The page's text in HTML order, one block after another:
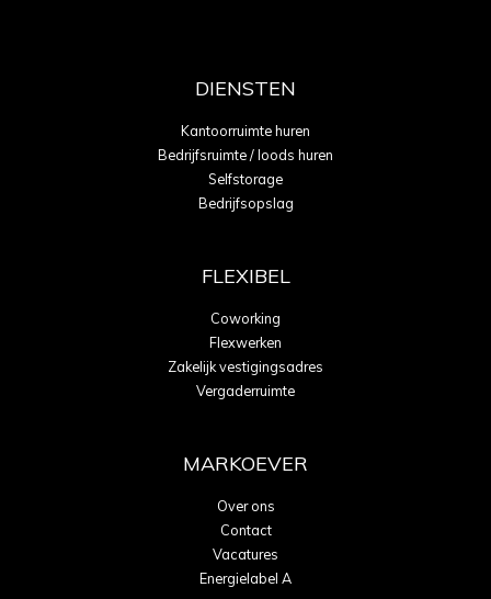
DIENSTEN
Kantoorruimte huren
Bedrijfsruimte / loods huren
Selfstorage
Bedrijfsopslag
FLEXIBEL
Coworking
Flexwerken
Zakelijk vestigingsadres
Vergaderruimte
MARKOEVER
Over ons
Contact
Vacatures
Energielabel A